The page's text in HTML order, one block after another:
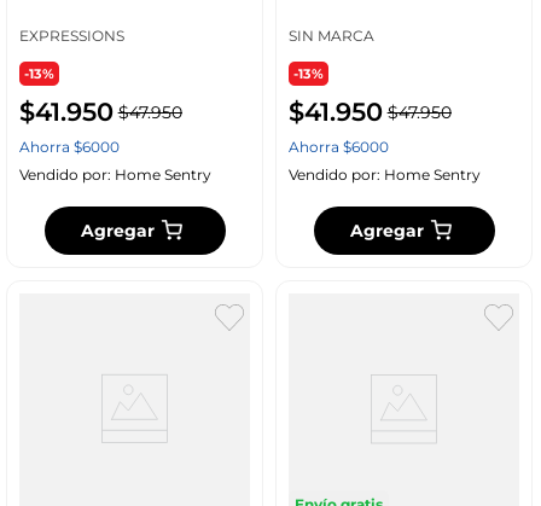
EXPRESSIONS
-13%
$41.950 $47.950
Ahorra $6000
Vendido por: Home Sentry
Agregar
SIN MARCA
-13%
$41.950 $47.950
Ahorra $6000
Vendido por: Home Sentry
Agregar